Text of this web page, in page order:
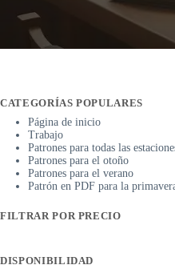
CATEGORÍAS POPULARES
Página de inicio
Trabajo
Patrones para todas las
Patrones para el otoño
Patrones para el verano
Patrón en PDF para la
FILTRAR POR PRECIO
DISPONIBILIDAD